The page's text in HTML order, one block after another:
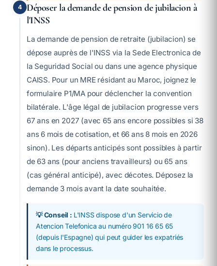
4
Déposer la demande de pension de jubilacion à
l'INSS
La demande de pension de retraite (jubilacion) se
dépose auprès de l'INSS via la Sede Electronica de
la Seguridad Social ou dans une agence physique
CAISS. Pour un MRE résidant au Maroc, joignez le
formulaire P1/MA pour déclencher la convention
bilatérale. L'âge légal de jubilacion progresse vers
67 ans en 2027 (avec 65 ans encore possibles si 38
ans 6 mois de cotisation, et 66 ans 8 mois en 2026
sinon). Les départs anticipés sont possibles à partir
de 63 ans (pour anciens travailleurs) ou 65 ans
(cas général anticipé), avec décotes. Déposez la
demande 3 mois avant la date souhaitée.
💡 Conseil : L'INSS dispose d'un Servicio de
Atencion Telefonica au numéro 901 16 65 65
(depuis l'Espagne) qui peut guider les expatriés
dans le processus.